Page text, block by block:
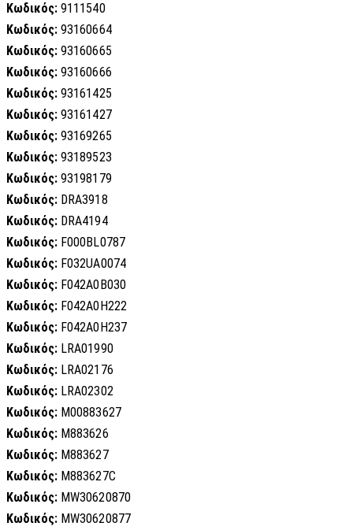
Κωδικός: 9111540
Κωδικός: 93160664
Κωδικός: 93160665
Κωδικός: 93160666
Κωδικός: 93161425
Κωδικός: 93161427
Κωδικός: 93169265
Κωδικός: 93189523
Κωδικός: 93198179
Κωδικός: DRA3918
Κωδικός: DRA4194
Κωδικός: F000BL0787
Κωδικός: F032UA0074
Κωδικός: F042A0B030
Κωδικός: F042A0H222
Κωδικός: F042A0H237
Κωδικός: LRA01990
Κωδικός: LRA02176
Κωδικός: LRA02302
Κωδικός: M00883627
Κωδικός: M883626
Κωδικός: M883627
Κωδικός: M883627C
Κωδικός: MW30620870
Κωδικός: MW30620877